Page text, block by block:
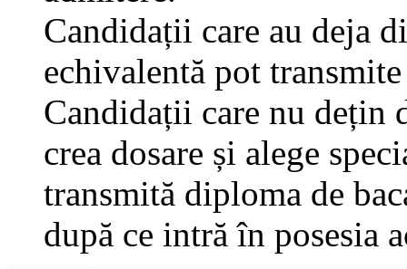
Candidații care au deja
echivalentă pot
Candidații care nu dețin
crea dosare și alege
transmită diploma de
după ce intră în posesia